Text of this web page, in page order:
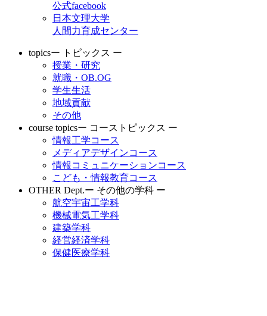
公式facebook
日本文理大学
人間力育成センター
topicsー トピックス ー
授業・研究
就職・OB.OG
学生生活
地域貢献
その他
course topicsー コーストピックス ー
情報工学コース
メディアデザインコース
情報コミュニケーションコース
こども・情報教育コース
OTHER Dept.ー その他の学科 ー
航空宇宙工学科
機械電気工学科
建築学科
経営経済学科
保健医療学科